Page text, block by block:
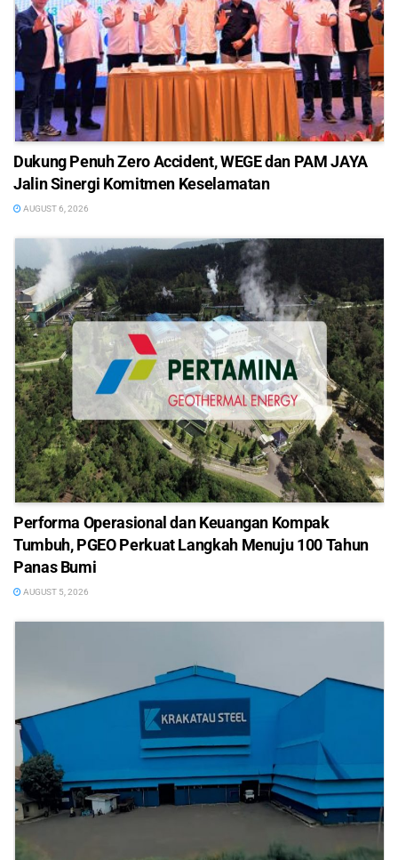
Dukung Penuh Zero Accident, WEGE dan PAM JAYA
Jalin Sinergi Komitmen Keselamatan
AUGUST 6, 2026
Performa Operasional dan Keuangan Kompak
Tumbuh, PGEO Perkuat Langkah Menuju 100 Tahun
Panas Bumi
AUGUST 5, 2026